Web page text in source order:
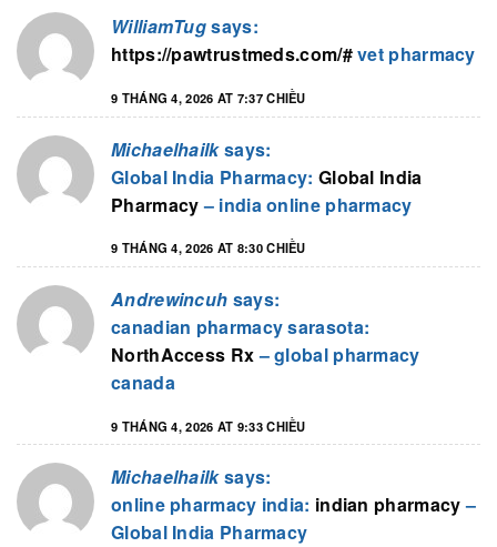
WilliamTugsays:
https://pawtrustmeds.com/#vet pharmacy
9 THÁNG 4, 2026 AT 7:37 CHIỀU
Michaelhailksays:
Global India Pharmacy: Global India
Pharmacy– india online pharmacy
9 THÁNG 4, 2026 AT 8:30 CHIỀU
Andrewincuh says:
canadian pharmacy sarasota:
NorthAccess Rx– global pharmacy
canada
9 THÁNG 4, 2026 AT 9:33 CHIỀU
Michaelhailksays:
online pharmacy india: indian pharmacy–
Global India Pharmacy